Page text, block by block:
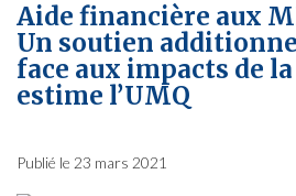
Aide financière aux
Un soutien
face aux impacts de la
estime l’UMQ
Publié le 23 mars 2021